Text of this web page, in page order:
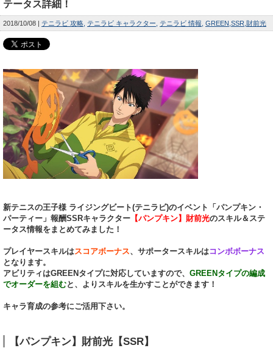
テータス詳細！
2018/10/08 テニラビ 攻略 テニラビ キャラクター テニラビ 情報 GREEN SSR 財前光
新テニスの王子様 ライジングビート(テニラビ)のイベント「パンプキン・
パーティー」報酬SSRキャラクター 【パンプキン】財前光のスキル＆ステ
ータス情報をまとめてみました！
プレイヤースキルはスコアボーナス、サポータースキルはコンボボーナス
となります。
アビリティはGREENタイプに対応していますので、 GREENタイプの編成
でオーダーを組むと、よりスキルを生かすことができます！
キャラ育成の参考にご活用下さい。
【パンプキン】財前光【SSR】